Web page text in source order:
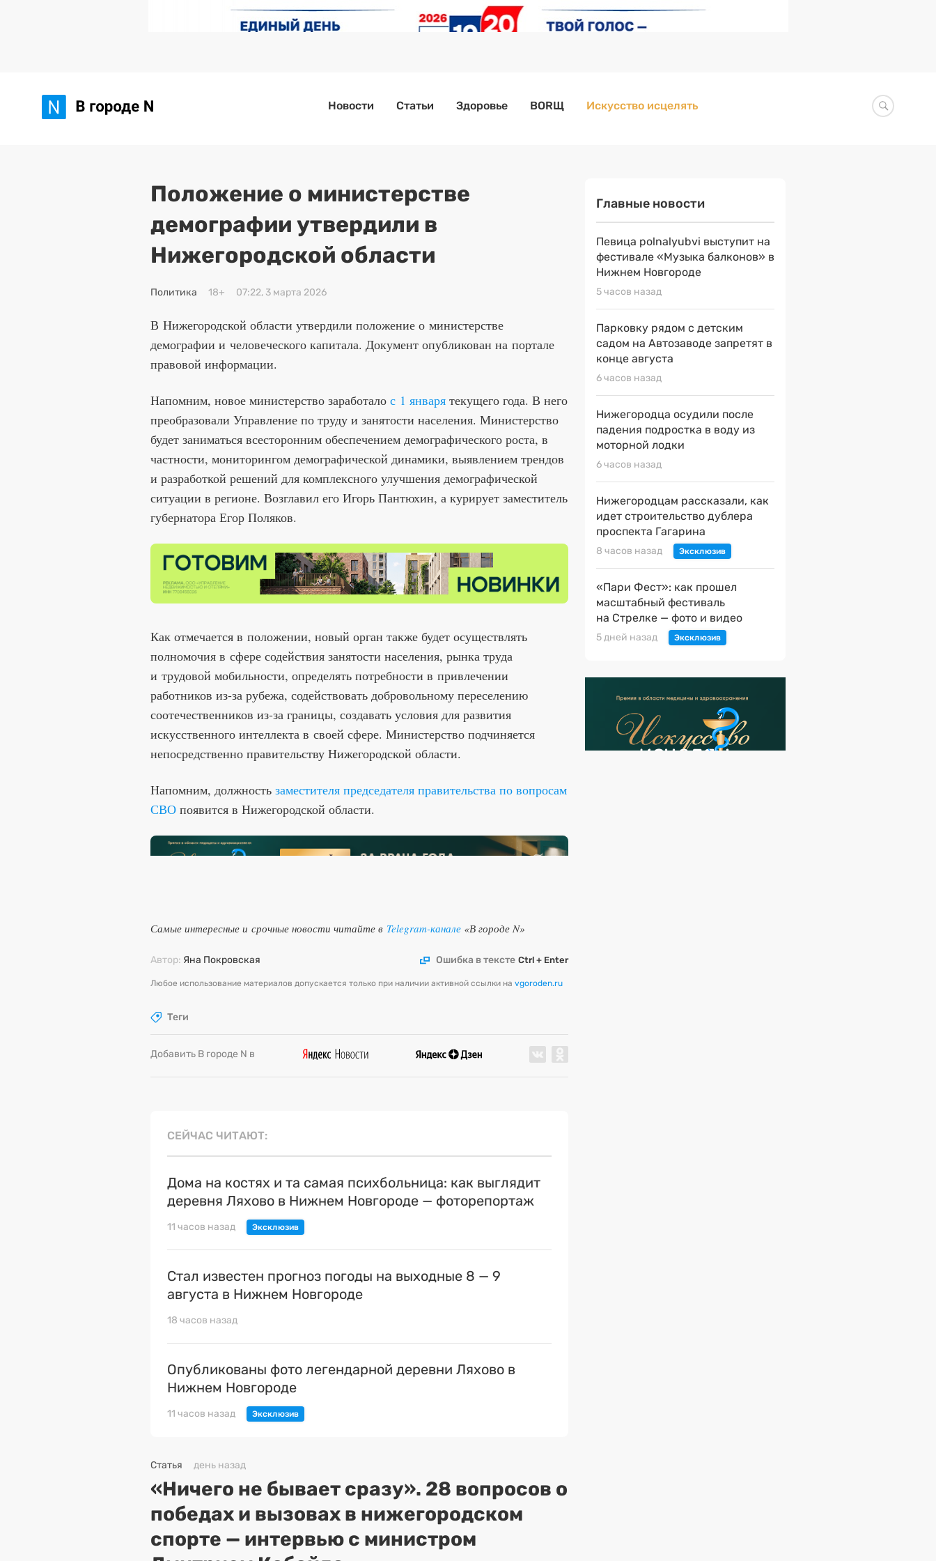
Новости Статьи Здоровье BORЩ Искусство исцелять
Положение о министерстве
демографии утвердили в
Нижегородской области
Политика 18+ 07:22, 3 марта 2026
В Нижегородской области утвердили положение о министерстве
демографии и человеческого капитала. Документ опубликован на портале
правовой информации.
Напомним, новое министерство заработало с 1 января текущего года. В него
преобразовали Управление по труду и занятости населения. Министерство
будет заниматься всесторонним обеспечением демографического роста, в
частности, мониторингом демографической динамики, выявлением трендов
и разработкой решений для комплексного улучшения демографической
ситуации в регионе. Возглавил его Игорь Пантюхин, а курирует заместитель
губернатора Егор Поляков.
Как отмечается в положении, новый орган также будет осуществлять
полномочия в сфере содействия занятости населения, рынка труда
и трудовой мобильности, определять потребности в привлечении
работников из-за рубежа, содействовать добровольному переселению
соотечественников из-за границы, создавать условия для развития
искусственного интеллекта в своей сфере. Министерство подчиняется
непосредственно правительству Нижегородской области.
Напомним, должность заместителя председателя правительства по вопросам
СВО появится в Нижегородской области.
Самые интересные и срочные новости читайте в Telegram-канале «В городе N»
Автор: Яна Покровская Ошибка в тексте Ctrl + Enter
Любое использование материалов допускается только при наличии активной ссылки на vgoroden.ru
Теги
Добавить В городе N в
СЕЙЧАС ЧИТАЮТ
Дома на костях и та самая психбольница: как выглядит
деревня Ляхово в Нижнем Новгороде — фоторепортаж
11 часов назад
Стал известен прогноз погоды на выходные 8 — 9
августа в Нижнем Новгороде
18 часов назад
Опубликованы фото легендарной деревни Ляхово в
Нижнем Новгороде
11 часов назад
Статья день назад
«Ничего не бывает сразу». 28 вопросов о
победах и вызовах в нижегородском
спорте — интервью с министром
Главные новости
Певица polnalyubvi выступит на
фестивале «Музыка балконов» в
Нижнем Новгороде
5 часов назад
Парковку рядом с детским
садом на Автозаводе запретят в
конце августа
6 часов назад
Нижегородца осудили после
падения подростка в воду из
моторной лодки
6 часов назад
Нижегородцам рассказали, как
идет строительство дублера
проспекта Гагарина
8 часов назад
«Пари Фест»: как прошел
масштабный фестиваль
на Стрелке — фото и видео
5 дней назад